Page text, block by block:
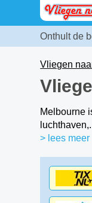
Onthult de
Vliegen
Melbourne
> lees meer